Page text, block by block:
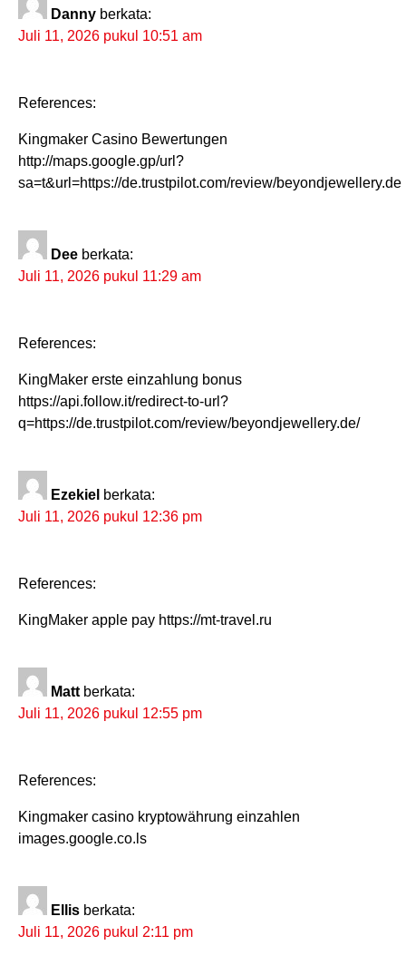
Danny berkata:
Juli 11, 2026 pukul 10:51 am
References:
Kingmaker Casino Bewertungen
http://maps.google.gp/url?
sa=t&url=https://de.trustpilot.com/review/beyondjewellery.de
Dee berkata:
Juli 11, 2026 pukul 11:29 am
References:
KingMaker erste einzahlung bonus
https://api.follow.it/redirect-to-url?
q=https://de.trustpilot.com/review/beyondjewellery.de/
Ezekiel berkata:
Juli 11, 2026 pukul 12:36 pm
References:
KingMaker apple pay https://mt-travel.ru
Matt berkata:
Juli 11, 2026 pukul 12:55 pm
References:
Kingmaker casino kryptowährung einzahlen
images.google.co.ls
Ellis berkata:
Juli 11, 2026 pukul 2:11 pm